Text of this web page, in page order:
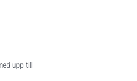
upp till